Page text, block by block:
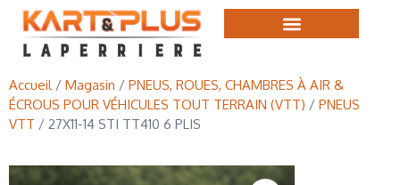
Accueil/ Magasin / PNEUS, ROUES, CHAMBRES À AIR &
ÉCROUS POUR VÉHICULES TOUT TERRAIN (VTT) / PNEUS
VTT / 27X11-14 STI TT410 6 PLIS